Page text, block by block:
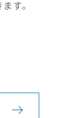
す。